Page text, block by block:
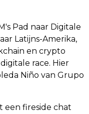
Pad naar Digitale
Latijns-Amerika,
en crypto
race. Hier
Niño van Grupo
een fireside chat